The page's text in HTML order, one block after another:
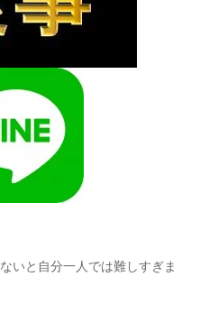
いと自分一人では難しすぎま